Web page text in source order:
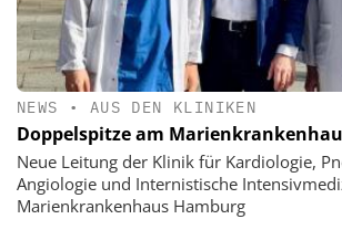
NEWS • AUS DEN KLINIKEN
Doppelspitze am
Neue Leitung der Klinik für Kardiologie,
Angiologie und Internistische
Marienkrankenhaus Hamburg